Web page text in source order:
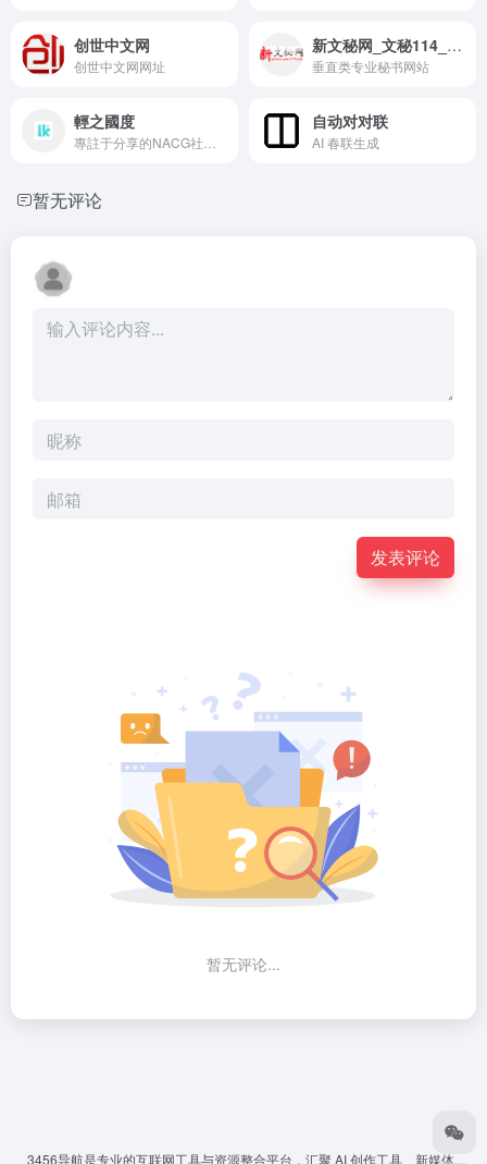
创世中文网
创世中文网网址
新文秘网_文秘114_大秘书网站
垂直类专业秘书网站
輕之國度 自动对对联
AI 春联生成
暂无评论
发表评论
暂无评论...
3456导航是专业的互联网工具与资源整合平台，汇聚 AI 创作工具、新媒体